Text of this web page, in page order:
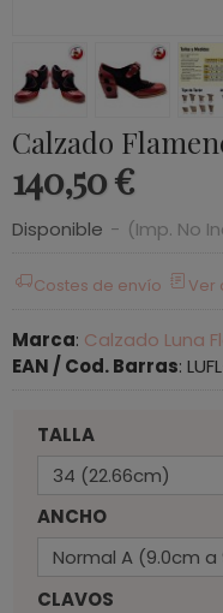
Calzado
140,50 €
Disponible - (Imp. No
Costes de envío Ver
Marca: Calzado Luna
EAN / Cod. Barras:
TALLA
ANCHO
CLAVOS